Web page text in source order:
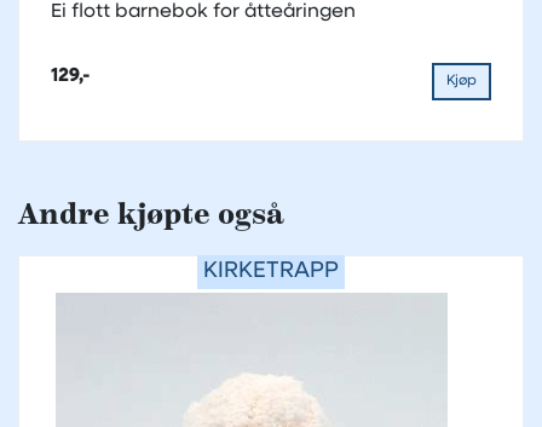
Ei flott barnebok for åtteåringen
129,- Kjøp
Andre kjøpte også
KIRKETRAPP